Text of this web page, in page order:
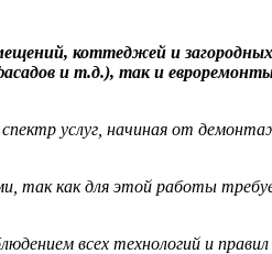
коттеджей и
и т.д.), так и
услуг, начиная от
так как для этой работы
всех технологий и